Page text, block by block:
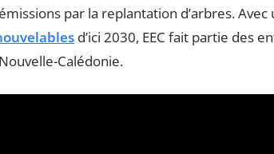
par la replantation d’arbres.
d’ici 2030, EEC fait partie des
Calédonie.